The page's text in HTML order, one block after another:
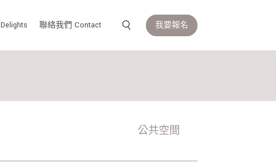
聯絡我們 Contact 我要報名
公共空間